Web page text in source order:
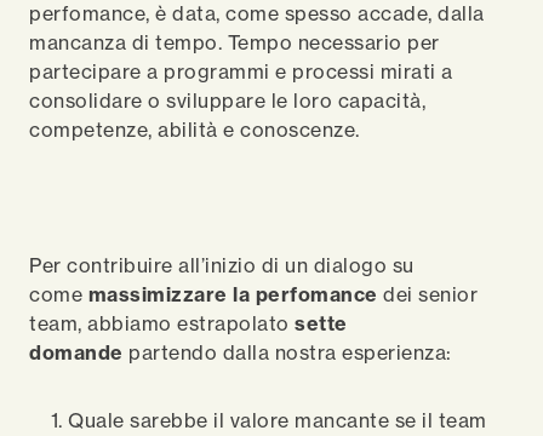
perfomance, è data, come spesso accade, dalla
mancanza di tempo. Tempo necessario per
partecipare a programmi e processi mirati a
consolidare o sviluppare le loro capacità,
competenze, abilità e conoscenze.
Per contribuire all’inizio di un dialogo su
come massimizzare la perfomance dei senior
team, abbiamo estrapolato sette
domande partendo dalla nostra esperienza:
Quale sarebbe il valore mancante se il team